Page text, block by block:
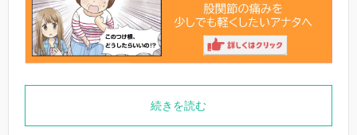
続きを読む